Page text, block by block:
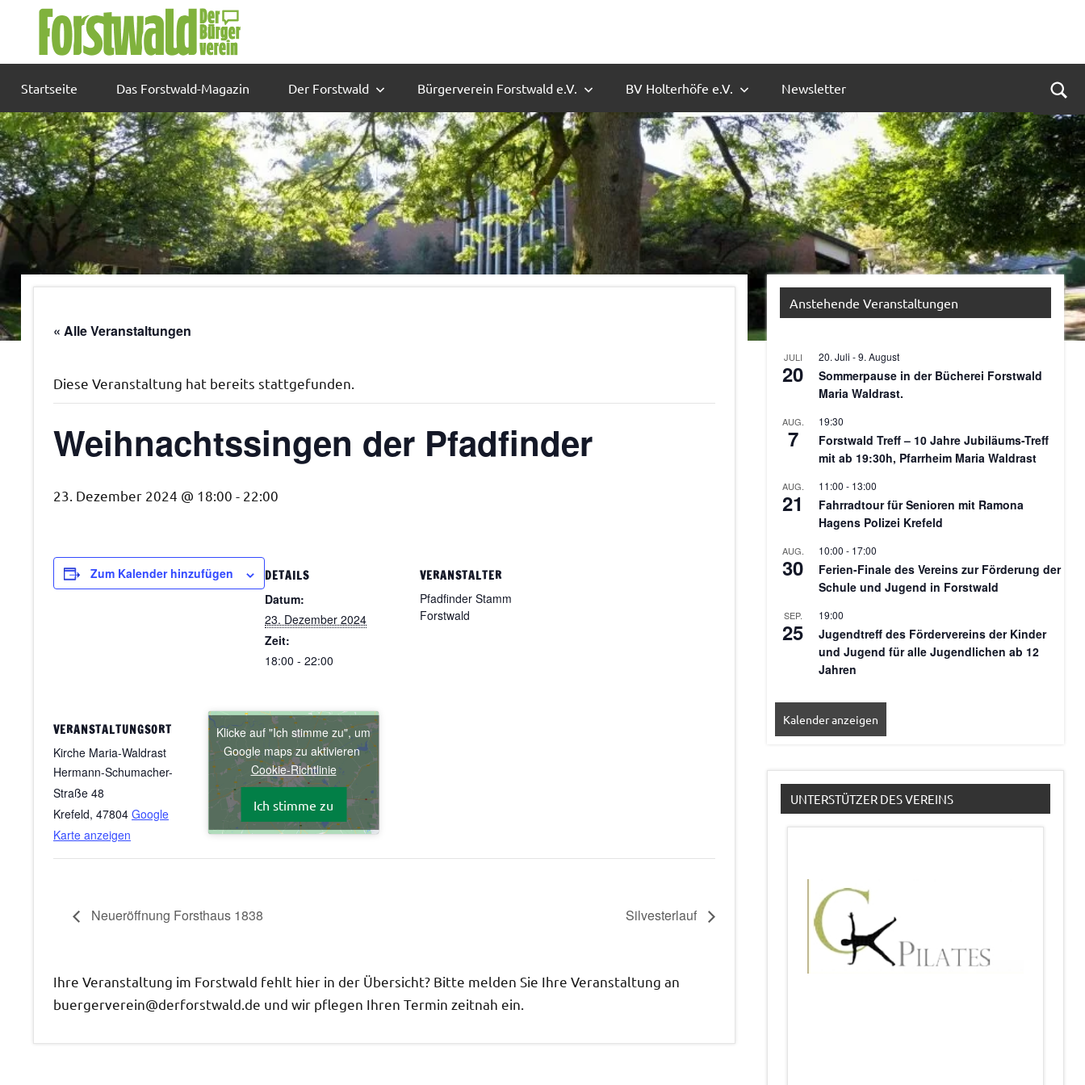
Startseite Das Forstwald-Magazin Der Forstwald Bürgerverein Forstwald e.V. BV Holterhöfe e.V. Newsletter
« Alle Veranstaltungen
Diese Veranstaltung hat bereits stattgefunden.
Weihnachtssingen der Pfadfinder
23. Dezember 2024 @ 18:00 - 22:00
Zum Kalender hinzufügen
DETAILS
Datum:
23. Dezember 2024
Zeit:
18:00 - 22:00
VERANSTALTER
Pfadfinder Stamm
Forstwald
VERANSTALTUNGSORT
Kirche Maria-Waldrast
Hermann-Schumacher-
Straße 48
Krefeld, 47804 Google
Karte anzeigen
Klicke auf "Ich stimme zu", um
Google maps zu aktivieren
Cookie-Richtlinie
Ich stimme zu
Neueröffnung Forsthaus 1838 Silvesterlauf
Ihre Veranstaltung im Forstwald fehlt hier in der Übersicht? Bitte melden Sie Ihre Veranstaltung an
buergerverein@derforstwald.de und wir pflegen Ihren Termin zeitnah ein.
Anstehende Veranstaltungen
JULI
20
20. Juli -9. August
Sommerpause in der Bücherei Forstwald
Maria Waldrast.
AUG.
7
19:30
Forstwald Treff – 10 Jahre Jubiläums-Treff
mit ab 19:30h, Pfarrheim Maria Waldrast
AUG.
21
11:00 - 13:00
Fahrradtour für Senioren mit Ramona
Hagens Polizei Krefeld
AUG.
30
10:00 - 17:00
Ferien-Finale des Vereins zur Förderung der
Schule und Jugend in Forstwald
SEP.
25
19:00
Jugendtreff des Fördervereins der Kinder
und Jugend für alle Jugendlichen ab 12
Jahren
Kalender anzeigen
UNTERSTÜTZER DES VEREINS